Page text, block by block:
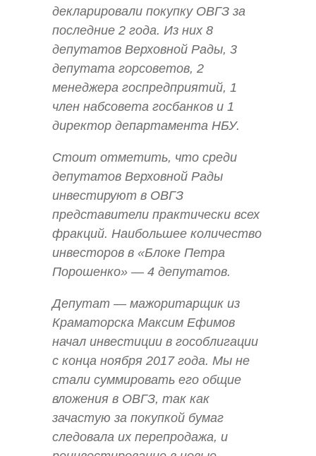
декларировали покупку ОВГЗ за
последние 2 года. Из них 8
депутатов Верховной Рады, 3
депутата горсоветов, 2
менеджера госпредприятий, 1
член набсовета госбанков и 1
директор департамента НБУ.
Стоит отметить, что среди
депутатов Верховной Рады
инвестируют в ОВГЗ
представители практически всех
фракций. Наибольшее количество
инвесторов в «Блоке Петра
Порошенко» — 4 депутатов.
Депутат — мажоритарщик из
Краматорска Максим Ефимов
начал инвестиции в гособлигации
с конца ноября 2017 года. Мы не
стали суммировать его общие
вложения в ОВГЗ, так как
зачастую за покупкой бумаг
следовала их перепродажа, и